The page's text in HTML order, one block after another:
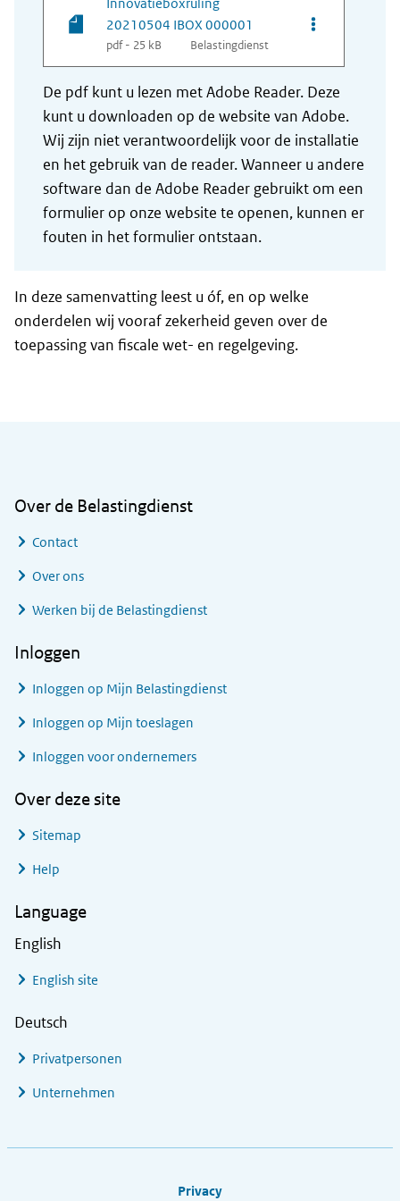
20210504 IBOX 000001
pdf - 25 kB Belastingdienst
Opties van
De pdf kunt u lezen met Adobe Reader. Deze
kunt u downloaden op de website van Adobe.
Wij zijn niet verantwoordelijk voor de installatie
en het gebruik van de reader. Wanneer u andere
software dan de Adobe Reader gebruikt om een
formulier op onze website te openen, kunnen er
fouten in het formulier ontstaan.
In deze samenvatting leest u óf, en op welke
onderdelen wij vooraf zekerheid geven over de
toepassing van fiscale wet- en regelgeving.
Over de Belastingdienst
Contact
Over ons
Werken bij de Belastingdienst
Inloggen
Inloggen op Mijn Belastingdienst
Inloggen op Mijn toeslagen
Inloggen voor ondernemers
Over deze site
Sitemap
Help
Language
English
English site
Deutsch
Privatpersonen
Unternehmen
Privacy